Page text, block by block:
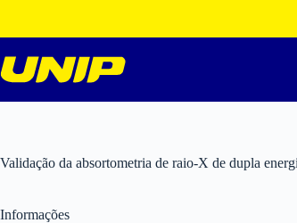
o
conteúdo
Validação da absortometria de raio-X de dupla
Informações